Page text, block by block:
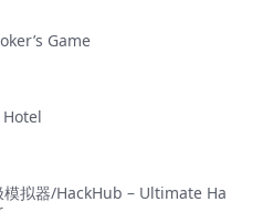
Game
模拟器/HackHub – Ultimate Ha